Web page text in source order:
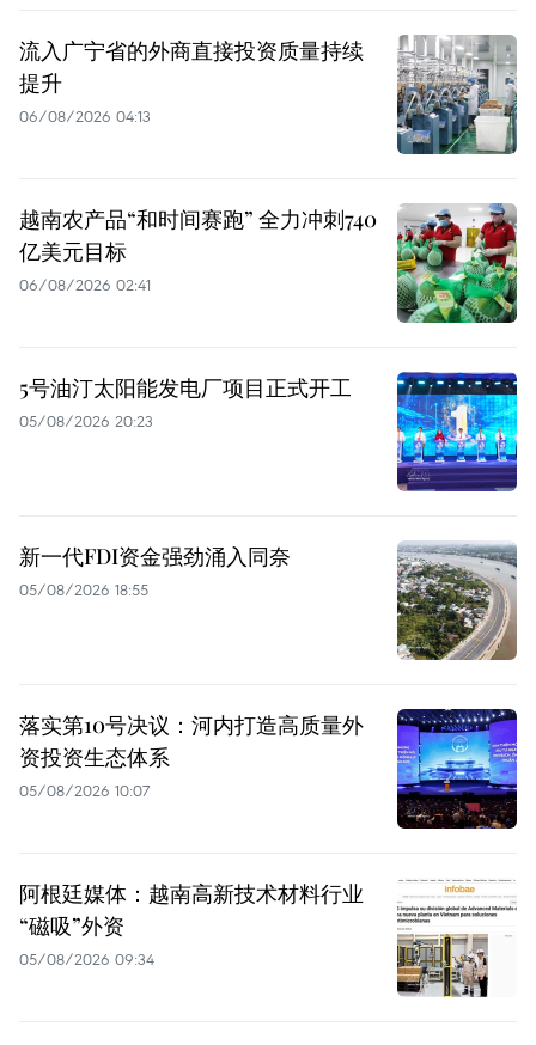
流入广宁省的外商直接投资质量持续
提升
06/08/2026 04:13
越南农产品“和时间赛跑” 全力冲刺740
亿美元目标
06/08/2026 02:41
5号油汀太阳能发电厂项目正式开工
05/08/2026 20:23
新一代FDI资金强劲涌入同奈
05/08/2026 18:55
落实第10号决议：河内打造高质量外
资投资生态体系
05/08/2026 10:07
阿根廷媒体：越南高新技术材料行业
“磁吸”外资
05/08/2026 09:34